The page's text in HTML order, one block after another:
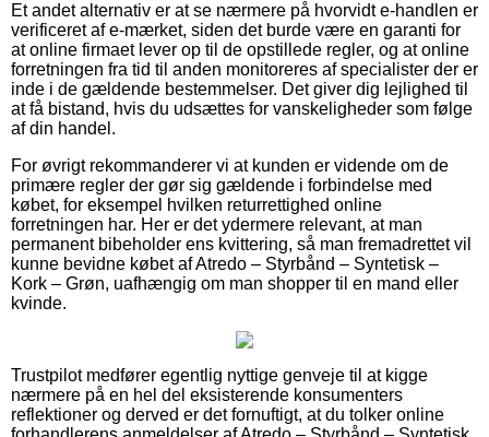
Et andet alternativ er at se nærmere på hvorvidt e-handlen er
verificeret af e-mærket, siden det burde være en garanti for
at online firmaet lever op til de opstillede regler, og at online
forretningen fra tid til anden monitoreres af specialister der er
inde i de gældende bestemmelser. Det giver dig lejlighed til
at få bistand, hvis du udsættes for vanskeligheder som følge
af din handel.
For øvrigt rekommanderer vi at kunden er vidende om de
primære regler der gør sig gældende i forbindelse med
købet, for eksempel hvilken returrettighed online
forretningen har. Her er det ydermere relevant, at man
permanent bibeholder ens kvittering, så man fremadrettet vil
kunne bevidne købet af Atredo – Styrbånd – Syntetisk –
Kork – Grøn, uafhængig om man shopper til en mand eller
kvinde.
Trustpilot medfører egentlig nyttige genveje til at kigge
nærmere på en hel del eksisterende konsumenters
reflektioner og derved er det fornuftigt, at du tolker online